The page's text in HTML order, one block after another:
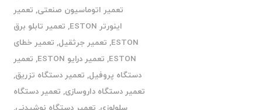
تعمیر اتوماسیون صنعتی, تعمیر
اینورتر ESTON
, تعمیر تابلو برق
ESTON
, تعمیر جرثقیل, تعمیر خطای
ESTON
, تعمیر درایو ESTON , تعمیر
دستگاه پروفیل, تعمیر دستگاه تزریق,
تعمیر دستگاه داروسازی, تعمیر دستگاه
سلولوزی, تعمیر دستگاه نوشیدنی,